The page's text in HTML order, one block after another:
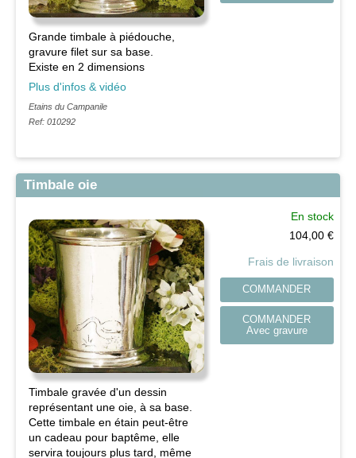
Grande timbale à piédouche,
gravure filet sur sa base.
Existe en 2 dimensions
Plus d'infos & vidéo
Etains du Campanile
Ref: 010292
Timbale oie
Timbale gravée d'un dessin
représentant une oie, à sa base.
Cette timbale en étain peut-être
un cadeau pour baptême, elle
servira toujours plus tard, même
En stock
104,00 €
Frais de livraison
COMMANDER
COMMANDER
Avec gravure